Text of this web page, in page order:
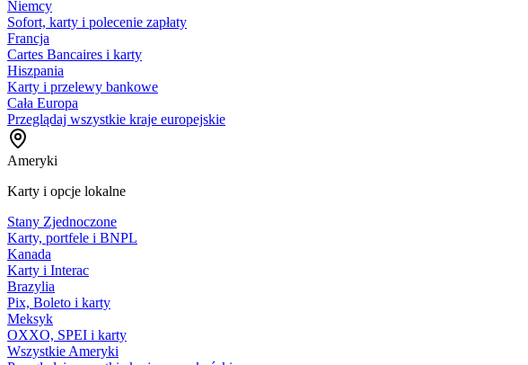
Niemcy
Sofort, karty i polecenie zapłaty
Francja
Cartes Bancaires i karty
Hiszpania
Karty i przelewy bankowe
Cała Europa
Przeglądaj wszystkie kraje europejskie
Ameryki
Karty i opcje lokalne
Stany Zjednoczone
Karty, portfele i BNPL
Kanada
Karty i Interac
Brazylia
Pix, Boleto i karty
Meksyk
OXXO, SPEI i karty
Wszystkie Ameryki